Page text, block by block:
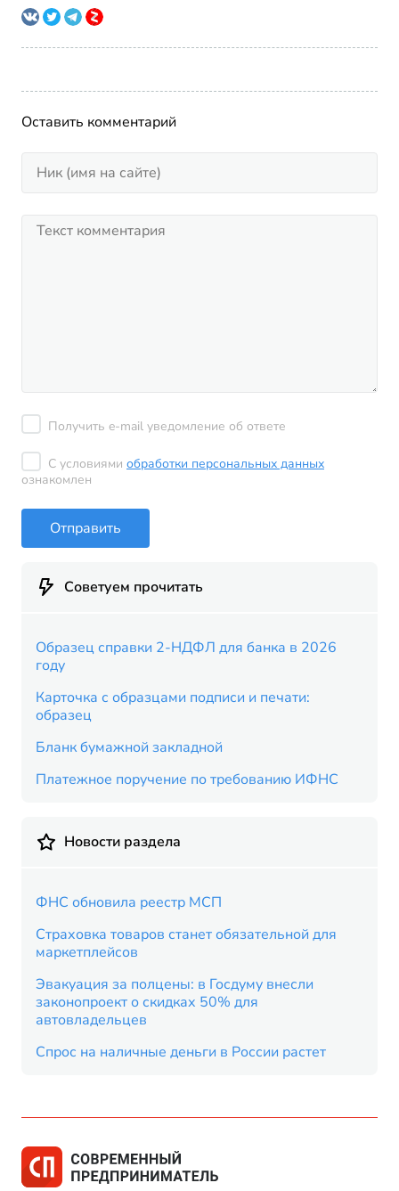
Оставить комментарий
Получить e-mail уведомление об ответе
С условиями обработки персональных данных
ознакомлен
Отправить
Советуем прочитать
Образец справки 2-НДФЛ для банка в 2026
году
Карточка с образцами подписи и печати:
образец
Бланк бумажной закладной
Платежное поручение по требованию ИФНС
Новости раздела
ФНС обновила реестр МСП
Страховка товаров станет обязательной для
маркетплейсов
Эвакуация за полцены: в Госдуму внесли
законопроект о скидках 50% для
автовладельцев
Спрос на наличные деньги в России растет